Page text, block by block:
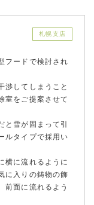
札幌支店
フードで検討され
渉してしまうこと
室をご提案させて
と雪が固まって引
ルタイプで採用い
横に流れるように
に入りの鋳物の飾
前面に流れるよう